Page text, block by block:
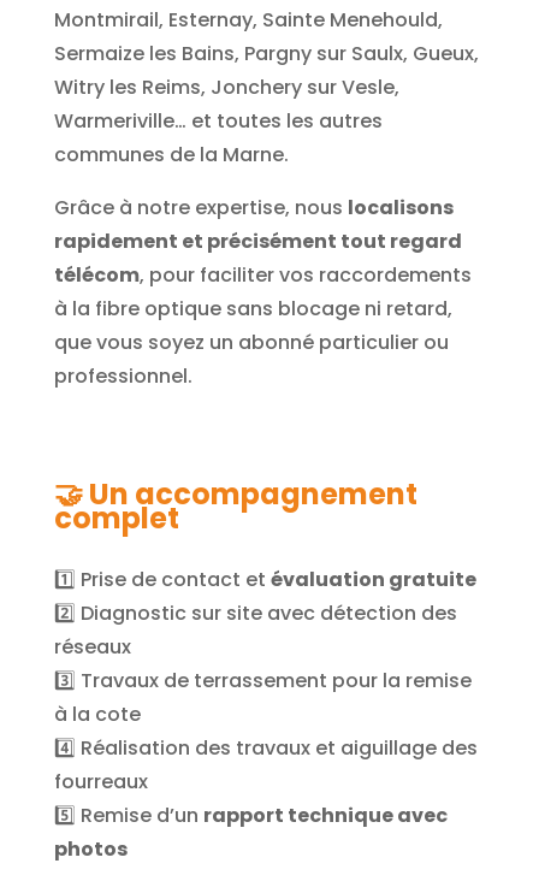
Montmirail, Esternay, Sainte Menehould,
Sermaize les Bains, Pargny sur Saulx, Gueux,
Witry les Reims, Jonchery sur Vesle,
Warmeriville… et toutes les autres
communes de la Marne.
Grâce à notre expertise, nous localisons
rapidement et précisément tout regard
télécom, pour faciliter vos raccordements
à la fibre optique sans blocage ni retard,
que vous soyez un abonné particulier ou
professionnel.
🤝Un accompagnement
complet
1️⃣ Prise de contact et évaluation gratuite
2️⃣ Diagnostic sur site avec détection des
réseaux
3️⃣ Travaux de terrassement pour la remise
à la cote
4️⃣ Réalisation des travaux et aiguillage des
fourreaux
5️⃣ Remise d’un rapport technique avec
photos